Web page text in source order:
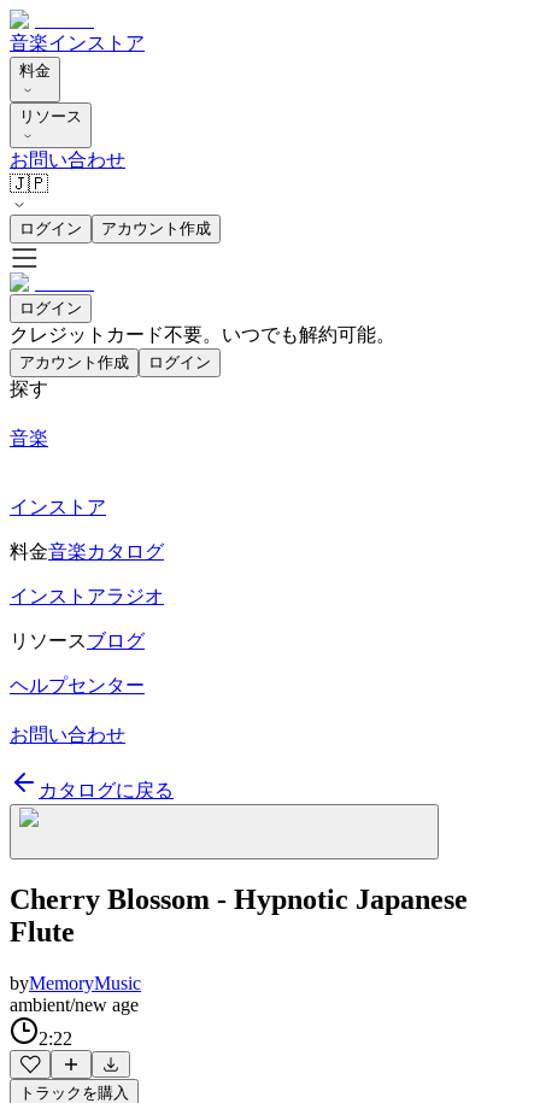
音楽インストア
料金
リソース
お問い合わせ
🇯🇵
ログイン アカウント作成
ログイン
クレジットカード不要。いつでも解約可能。
アカウント作成 ログイン
探す
音楽
インストア
料金音楽カタログ
インストアラジオ
リソースブログ
ヘルプセンター
お問い合わせ
カタログに戻る
Cherry Blossom - Hypnotic Japanese
Flute
byMemoryMusic
ambient/new age
2:22
トラックを購入